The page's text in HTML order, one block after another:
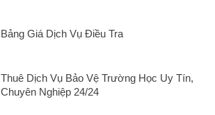
Bảng Giá Dịch Vụ Điều Tra
Thuê Dịch Vụ Bảo Vệ Trường Học Uy Tín,
Chuyên Nghiệp 24/24